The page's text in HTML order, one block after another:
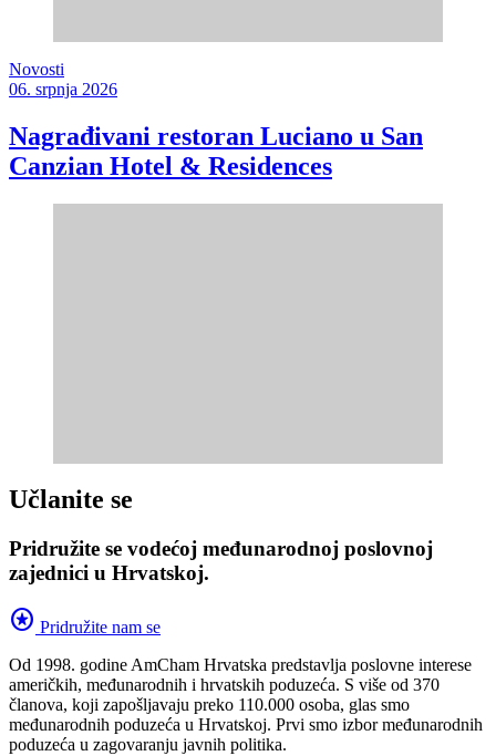
Novosti
06. srpnja 2026
Nagrađivani restoran Luciano u San
Canzian Hotel & Residences
Učlanite se
Pridružite se vodećoj međunarodnoj poslovnoj
zajednici u Hrvatskoj.
stars Pridružite nam se
Od 1998. godine AmCham Hrvatska predstavlja poslovne interese
američkih, međunarodnih i hrvatskih poduzeća. S više od 370
članova, koji zapošljavaju preko 110.000 osoba, glas smo
međunarodnih poduzeća u Hrvatskoj. Prvi smo izbor međunarodnih
poduzeća u zagovaranju javnih politika.